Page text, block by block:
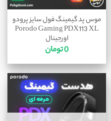
موس پد گیمینگ فول سایز پرودو
Porodo Gaming PDX113 XL
اورجینال
0تومان